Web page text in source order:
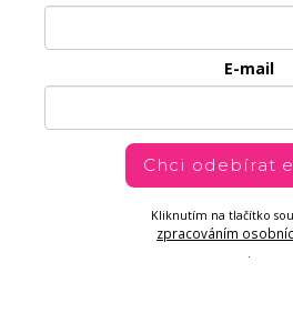
E-mail
Chci odebírat
Kliknutím na tlačítko
zpracováním
.